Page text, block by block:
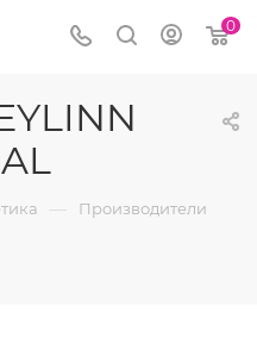
0
— Производители